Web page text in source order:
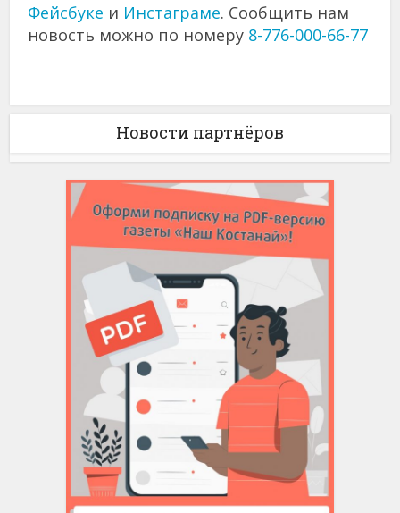
Фейсбуке и Инстаграме. Сообщить нам
новость можно по номеру 8-776-000-66-77
Новости партнёров